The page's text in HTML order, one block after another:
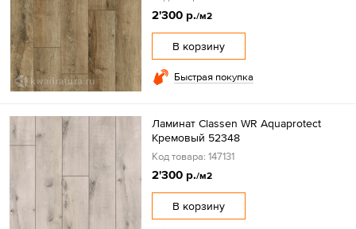
2'300 р./м2
В корзину
Быстрая покупка
Ламинат Classen WR Aquaprotect
Кремовый 52348
Код товара: 147131
2'300 р./м2
В корзину